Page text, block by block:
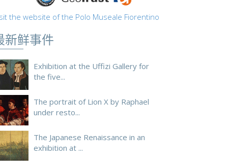
the website of the Polo Museale Fiorentino
新鲜事件
Exhibition at the Uffizi Gallery for
the five...
The portrait of Lion X by Raphael
under resto...
The Japanese Renaissance in an
exhibition at ...